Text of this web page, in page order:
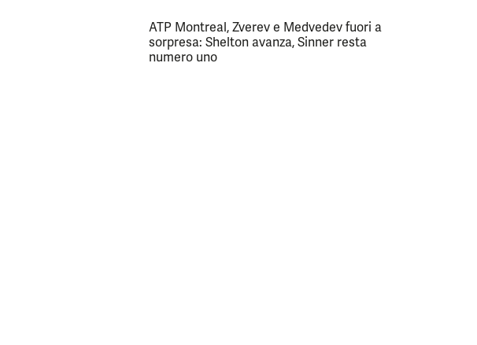
ATP Montreal, Zverev e Medvedev fuori a
sorpresa: Shelton avanza, Sinner resta
numero uno